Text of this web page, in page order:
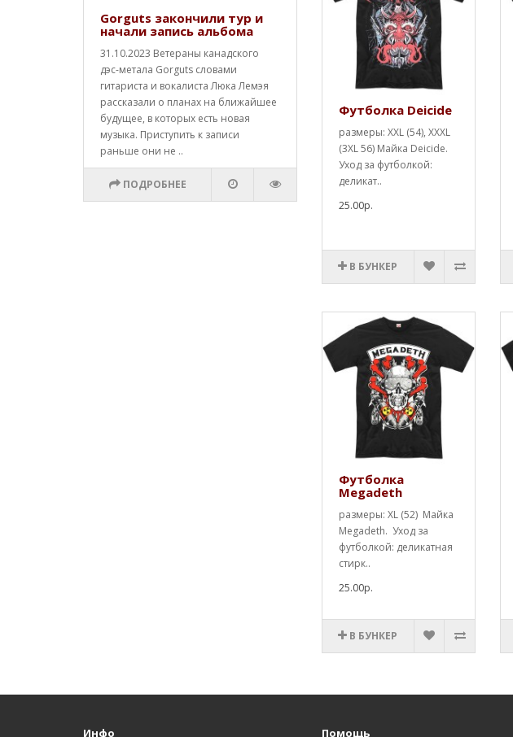
Gorguts закончили тур и
начали запись альбома
31.10.2023 Ветераны канадского
дэс-метала Gorguts словами
гитариста и вокалиста Люка Лемэя
рассказали о планах на ближайшее
будущее, в которых есть новая
музыка. Приступить к записи
раньше они не ..
ПОДРОБНЕЕ
Футболка Deicide
размеры: XXL (54), XXXL
(3XL 56) Майка Deicide.
Уход за футболкой:
деликат..
25.00р.
В БУНКЕР
Футболка
Megadeth
размеры: XL (52) Майка
Megadeth. Уход за
футболкой: деликатная
стирк..
25.00р.
В БУНКЕР
Инфо Помощь